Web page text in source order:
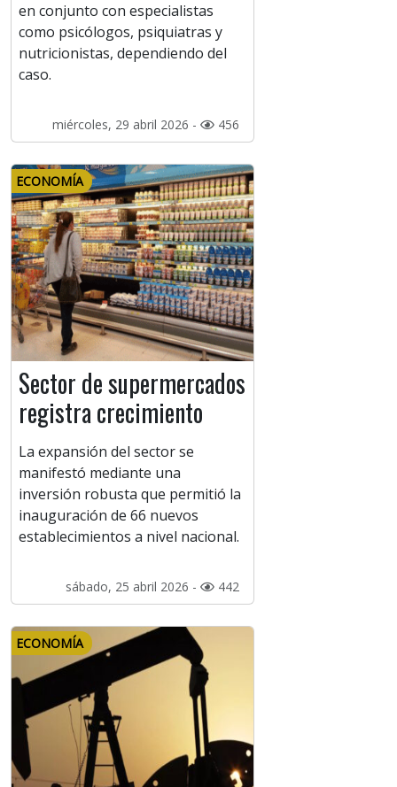
en conjunto con especialistas
como psicólogos, psiquiatras y
nutricionistas, dependiendo del
caso.
miércoles, 29 abril 2026 - 456
ECONOMÍA
Sector de supermercados
registra crecimiento
La expansión del sector se
manifestó mediante una
inversión robusta que permitió la
inauguración de 66 nuevos
establecimientos a nivel nacional.
sábado, 25 abril 2026 - 442
ECONOMÍA